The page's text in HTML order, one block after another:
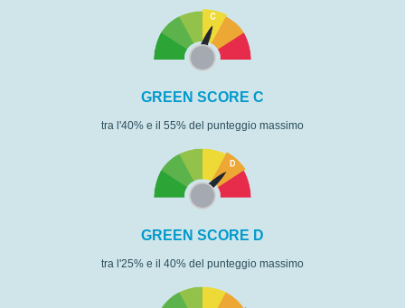
GREEN SCORE C
tra l'40% e il 55% del punteggio massimo
GREEN SCORE D
tra l'25% e il 40% del punteggio massimo